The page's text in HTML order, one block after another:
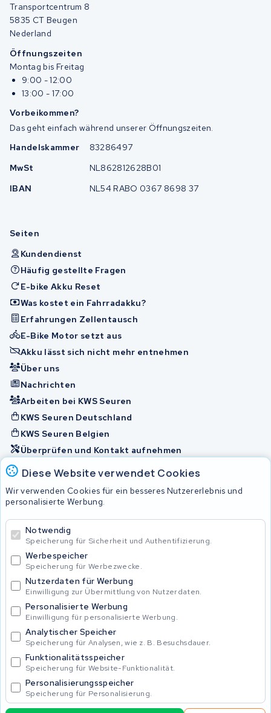
Diese Website verwendet Cookies
Wir verwenden Cookies für ein besseres Nutzererlebnis und
personalisierte Werbung.
Notwendig
Speicherung für Sicherheit und Authentifizierung.
Werbespeicher
Speicherung für Werbezwecke.
Nutzerdaten für Werbung
Einwilligung zur Übermittlung von Nutzerdaten.
Personalisierte Werbung
Einwilligung für personalisierte Werbung.
Analytischer Speicher
Speicherung für Analysen, wie z. B. Besuchsdauer.
Funktionalitätsspeicher
Speicherung für Website-Funktionalität.
Personalisierungsspeicher
Speicherung für Personalisierung.
Transportcentrum 8
5835 CT Beugen
Nederland
Öffnungszeiten
Montag bis Freitag
9:00 - 12:00
13:00 - 17:00
Vorbeikommen?
Das geht einfach während unserer Öffnungszeiten.
Handelskammer
83286497
MwSt
NL862812628B01
IBAN
NL54 RABO 0367 8698 37
Seiten
Kundendienst
Häufig gestellte Fragen
E-bike Akku Reset
Was kostet ein Fahrradakku?
Erfahrungen Zellentausch
E-Bike Motor setzt aus
Akku lässt sich nicht mehr entnehmen
Über uns
Nachrichten
Arbeiten bei KWS Seuren
KWS Seuren Deutschland
KWS Seuren Belgien
Überprüfen und Kontakt aufnehmen
Allgemeine Geschäftsbedingungen
Privacy Policy